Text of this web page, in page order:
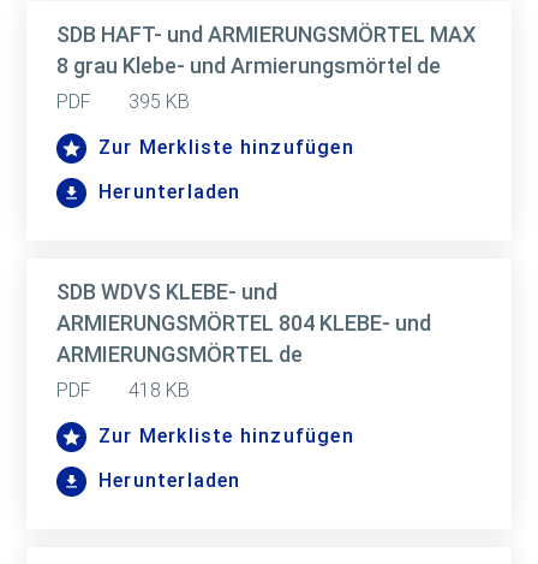
SDB HAFT- und ARMIERUNGSMÖRTEL MAX
8 grau Klebe- und Armierungsmörtel de
PDF
395 KB
Zur Merkliste hinzufügen
Herunterladen
SDB WDVS KLEBE- und
ARMIERUNGSMÖRTEL 804 KLEBE- und
ARMIERUNGSMÖRTEL de
PDF
418 KB
Zur Merkliste hinzufügen
Herunterladen